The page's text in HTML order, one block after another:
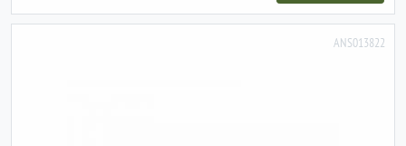
ANS013822